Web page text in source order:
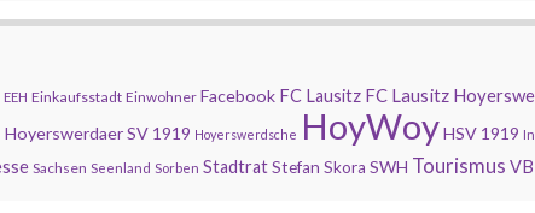
EEH Einkaufsstadt Einwohner Facebook FC Lausitz FC Lausitz
Hoyerswerdaer SV 1919 Hoyerswerdsche HoyWoyHSV 1919
Sachsen Seenland Sorben StadtratStefan Skora SWH Tourismus